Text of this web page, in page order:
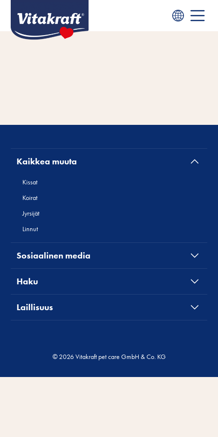
Kaikkea muuta
Kissat
Koirat
Jyrsijät
Linnut
Sosiaalinen media
Haku
Laillisuus
© 2026 Vitakraft pet care GmbH & Co. KG